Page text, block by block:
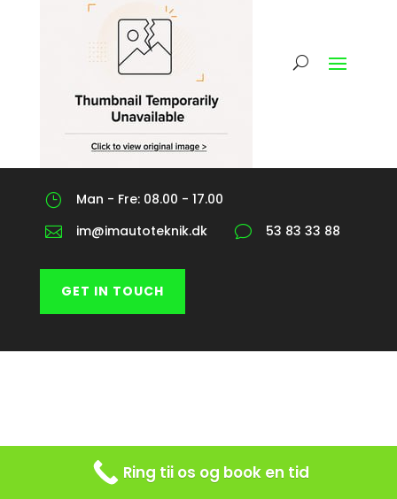
} Man - Fre: 08.00 - 17.00
 im@imautoteknik.dk v 53 83 33 88
GET IN TOUCH
Ring tii os og book en tid